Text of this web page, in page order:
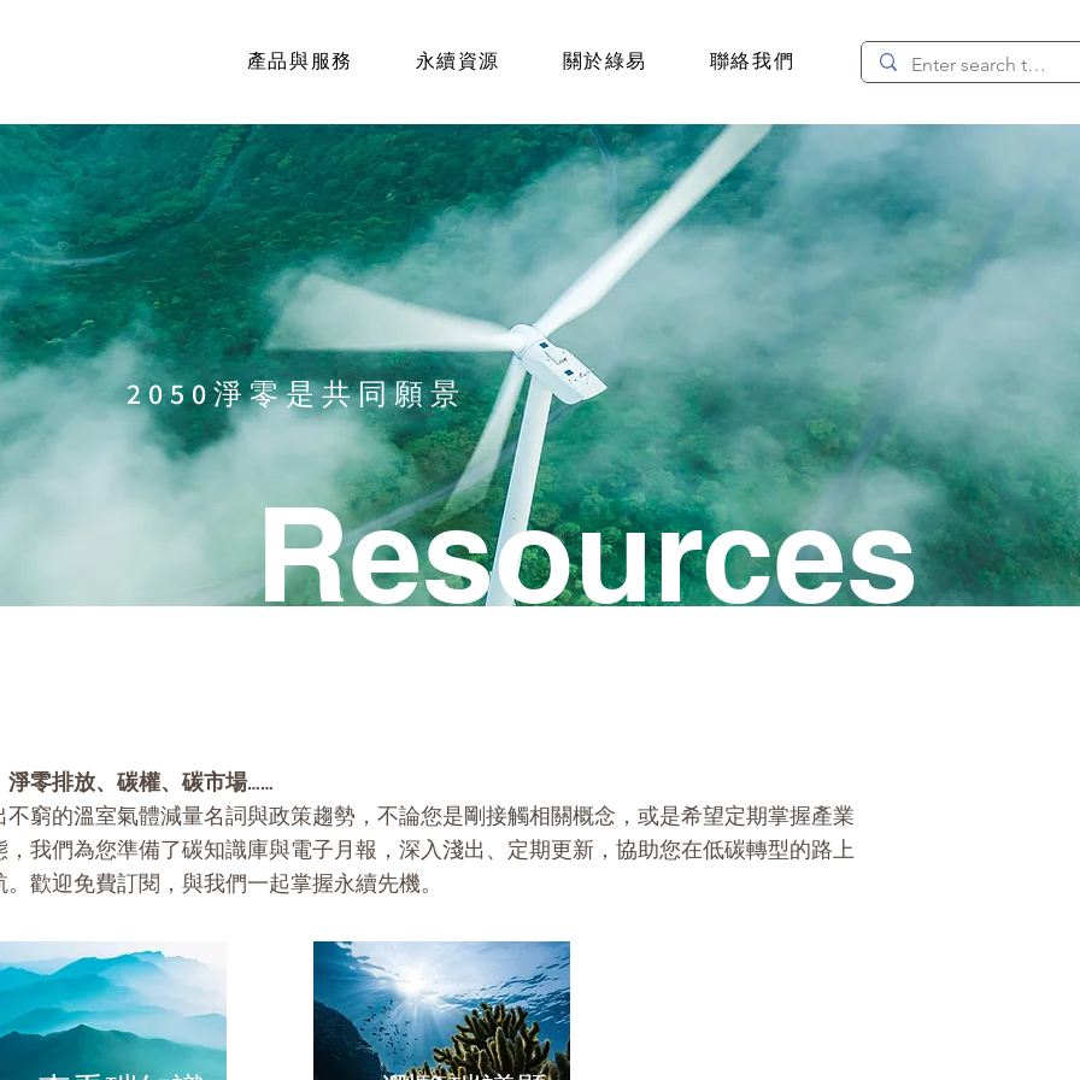
產品與服務 永續資源 關於綠易 聯絡我們
​2050淨零是共同願景
Resources
淨零排放、碳權、碳市場……
不窮的溫室氣體減量名詞與政策趨勢，不論您是剛接觸相關概念，或是希望定期掌握產業
，我們為您準備了碳知識庫與電子月報，深入淺出、定期更新，協助您在低碳轉型的路上
。歡迎免費訂閱，與我們一起掌握永續先機。